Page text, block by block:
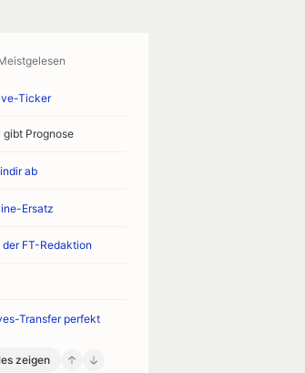
Ticker
gibt Prognose
ab
Ersatz
FT-Redaktion
Transfer perfekt
zeigen